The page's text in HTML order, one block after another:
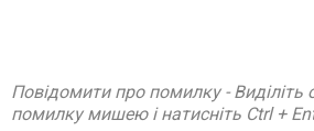
Повідомити про помилку - Виділіть
помилку мишею і натисніть Ctrl +